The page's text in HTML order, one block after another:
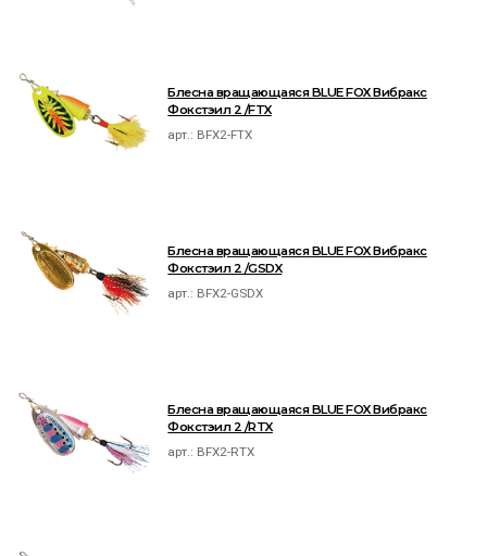
Блесна вращающаяся BLUE FOX Вибракс
Фокстэил 2 /FTX
арт.: BFX2-FTX
Блесна вращающаяся BLUE FOX Вибракс
Фокстэил 2 /GSDX
арт.: BFX2-GSDX
Блесна вращающаяся BLUE FOX Вибракс
Фокстэил 2 /RTX
арт.: BFX2-RTX